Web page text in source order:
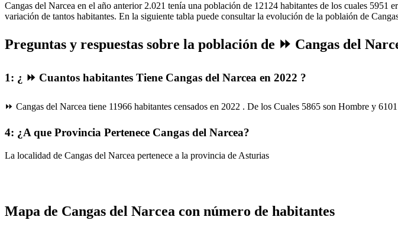
Cangas del Narcea en el año anterior 2.021 tenía una población de 12124 habitantes de los cuales
variación de tantos habitantes. En la siguiente tabla puede consultar la evolución de la poblaión de
Preguntas y respuestas sobre la población de ⏩ Cangas del
1: ¿ ⏩ Cuantos habitantes Tiene Cangas del Narcea en 2022 ?
⏩ Cangas del Narcea tiene 11966 habitantes censados en 2022 . De los Cuales 5865 son Hombre y
4: ¿A que Provincia Pertenece Cangas del Narcea?
La localidad de Cangas del Narcea pertenece a la provincia de Asturias
Mapa de Cangas del Narcea con número de habitantes